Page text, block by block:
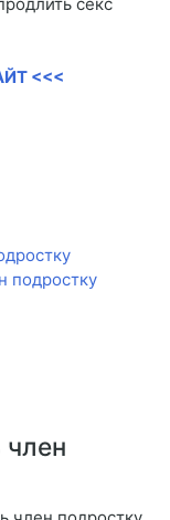
<<<
подростку
член